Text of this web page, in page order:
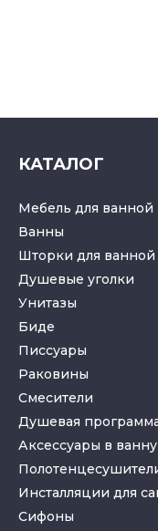
КАТАЛОГ
Мебель для ванной
Ванны
Шторки для ванной
Душевые уголки
Унитазы
Биде
Писсуары
Раковины
Смесители
Душевая
Аксессуары в
Инсталляции для
Cифоны